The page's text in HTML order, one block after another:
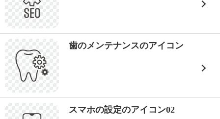
歯のメンテナンスのアイコン
スマホの設定のアイコン02